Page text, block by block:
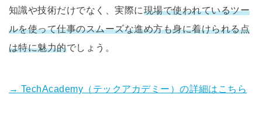
知識や技術だけでなく、実際に現場で使われているツー
ルを使って仕事のスムーズな進め方も身に着けられる点
は特に魅力的でしょう。
→ TechAcademy（テックアカデミー）の詳細はこちら